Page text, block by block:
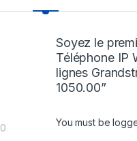
0
Soyez le
Téléphone IP
lignes
1050.00”
You must be